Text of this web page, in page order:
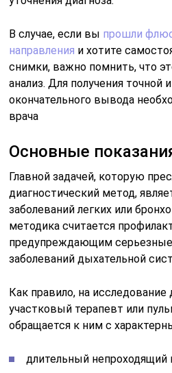
В случае, если вы прошли
направления и хотите
снимки, важно помнить, что
анализ. Для получения точной
окончательного вывода
врача
Основные
Главной задачей, которую
диагностический метод,
заболеваний легких или
методика считается
предупреждающим
заболеваний дыхательной
Как правило, на исследование
участковый терапевт или
обращается к ним с
длительный непроходящий